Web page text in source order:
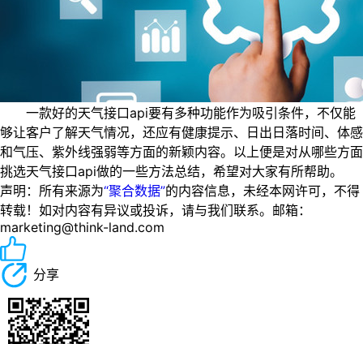
一款好的天气接口api要有多种功能作为吸引条件，不仅能
够让客户了解天气情况，还应有健康提示、日出日落时间、体感
和气压、紫外线强弱等方面的新颖内容。以上便是对从哪些方面
挑选天气接口api做的一些方法总结，希望对大家有所帮助。
声明：所有来源为“聚合数据”的内容信息，未经本网许可，不得
转载！如对内容有异议或投诉，请与我们联系。邮箱：
marketing@think-land.com
分享